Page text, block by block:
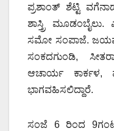
ಪ್ರಶಾಂತ್ ಶೆಟ್ಟಿ
ಶಾಸ್ತ್ರಿ
ಸಮೋ ಸಂಪಾಜೆ.
ಸಂಕದಗುಂಡಿ,
ಆಚಾರ್ಯ ಕಾರ್ಕಳ,
ಭಾಗವಹಿಸಲಿದ್ದಾರೆ.
ಸಂಜೆ 6 ರಿಂದ